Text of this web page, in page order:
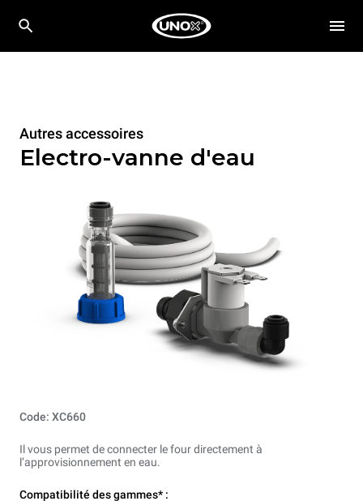
Autres accessoires
Electro-vanne d'eau
Code: XC660
Il vous permet de connecter le four directement à
l’approvisionnement en eau.
Compatibilité des gammes* :